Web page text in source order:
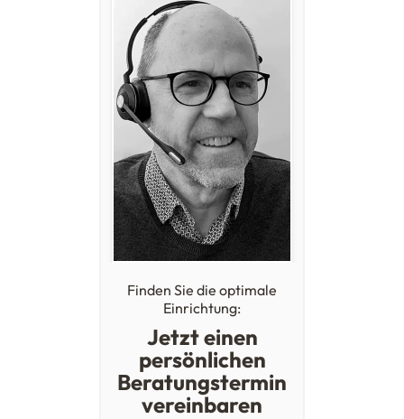
Finden Sie die optimale
Einrichtung:
Jetzt einen
persönlichen
Beratungstermin
vereinbaren